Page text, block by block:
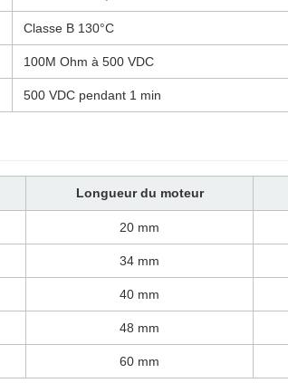
Classe B 130°C
100M Ohm à 500 VDC
500 VDC pendant 1 min
Longueur du moteur
20 mm
34 mm
40 mm
48 mm
60 mm